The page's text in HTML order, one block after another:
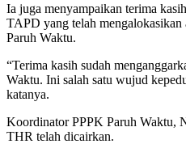
Ia juga menyampaikan terima
TAPD yang telah
Paruh Waktu.
“Terima kasih sudah
Waktu. Ini salah satu wujud
katanya.
Koordinator PPPK Paruh Waktu,
THR telah dicairkan.